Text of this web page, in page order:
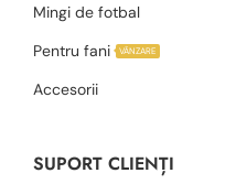
Mingi de fotbal
Pentru fani
VÂNZARE
Accesorii
SUPORT CLIENȚI